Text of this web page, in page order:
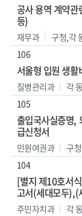
공사 용역 계약
등)
재무과 구청,각
106
서울형 입원 생
질병관리과 각
105
출입국사실증명,
급신청서
민원여권과 구
104
[별지 제10호서
고서(세대모두),(
주민자치과 각